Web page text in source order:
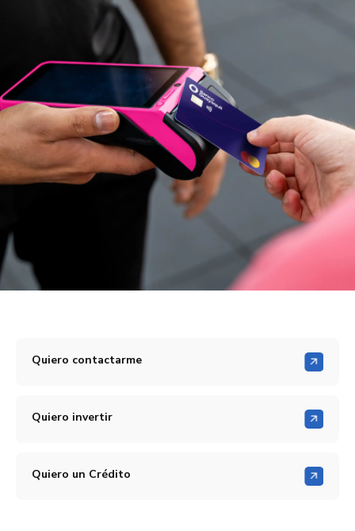
Quiero contactarme
Quiero invertir
Quiero un Crédito